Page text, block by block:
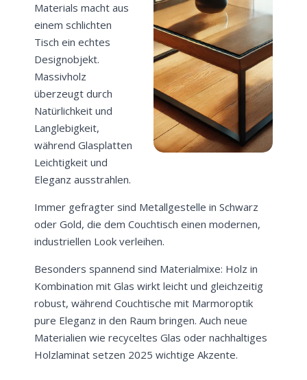
Materials macht aus
einem schlichten
Tisch ein echtes
Designobjekt.
Massivholz
überzeugt durch
Natürlichkeit und
Langlebigkeit,
während Glasplatten
Leichtigkeit und
Eleganz ausstrahlen.
Immer gefragter sind Metallgestelle in Schwarz
oder Gold, die dem Couchtisch einen modernen,
industriellen Look verleihen.
Besonders spannend sind Materialmixe: Holz in
Kombination mit Glas wirkt leicht und gleichzeitig
robust, während Couchtische mit Marmoroptik
pure Eleganz in den Raum bringen. Auch neue
Materialien wie recyceltes Glas oder nachhaltiges
Holzlaminat setzen 2025 wichtige Akzente.